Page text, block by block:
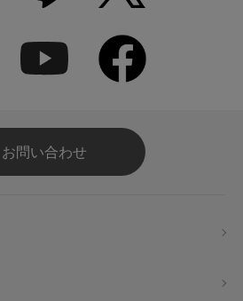
お問い合わせ